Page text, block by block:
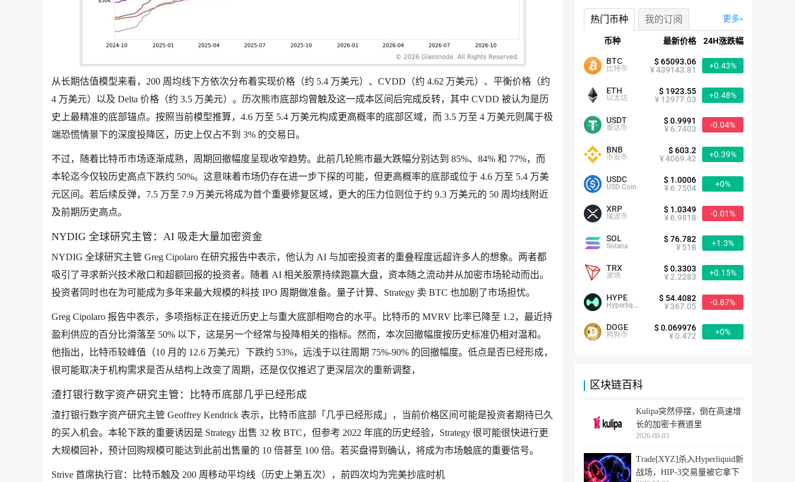
从长期估值模型来看，200 周均线下方依次分布着实现价格（约 5.4 万美元）、CVDD（约 4.62 万美元）、平衡价格（约
4 万美元）以及 Delta 价格（约 3.5 万美元）。历次熊市底部均曾触及这一成本区间后完成反转，其中 CVDD 被认为是历
史上最精准的底部锚点。按照当前模型推算，4.6 万至 5.4 万美元构成更高概率的底部区域，而 3.5 万至 4 万美元则属于极
端恐慌情景下的深度投降区，历史上仅占不到 3% 的交易日。
不过，随着比特币市场逐渐成熟，周期回撤幅度呈现收窄趋势。此前几轮熊市最大跌幅分别达到 85%、84% 和 77%，而
本轮迄今仅较历史高点下跌约 50%。这意味着市场仍存在进一步下探的可能，但更高概率的底部或位于 4.6 万至 5.4 万美
元区间。若后续反弹，7.5 万至 7.9 万美元将成为首个重要修复区域，更大的压力位则位于约 9.3 万美元的 50 周均线附近
及前期历史高点。
NYDIG 全球研究主管：AI 吸走大量加密资金
NYDIG 全球研究主管 Greg Cipolaro 在研究报告中表示，他认为 AI 与加密投资者的重叠程度远超许多人的想象。两者都
吸引了寻求新兴技术敞口和超额回报的投资者。随着 AI 相关股票持续跑赢大盘，资本随之流动并从加密市场轮动而出。
投资者同时也在为可能成为多年来最大规模的科技 IPO 周期做准备。量子计算、Strategy 卖 BTC 也加剧了市场担忧。
Greg Cipolaro 报告中表示，多项指标正在接近历史上与重大底部相吻合的水平。比特币的 MVRV 比率已降至 1.2，最近持
盈利供应的百分比滑落至 50% 以下，这是另一个经常与投降相关的指标。然而，本次回撤幅度按历史标准仍相对温和。
他指出，比特币较峰值（10 月的 12.6 万美元）下跌约 53%，远浅于以往周期 75%-90% 的回撤幅度。低点是否已经形成，
很可能取决于机构需求是否从结构上改变了周期，还是仅仅推迟了更深层次的重新调整，
渣打银行数字资产研究主管：比特币底部几乎已经形成
渣打银行数字资产研究主管 Geoffrey Kendrick 表示，比特币底部「几乎已经形成」，当前价格区间可能是投资者期待已久
的买入机会。本轮下跌的重要诱因是 Strategy 出售 32 枚 BTC，但参考 2022 年底的历史经验，Strategy 很可能很快进行更
大规模回补，预计回购规模可能达到此前出售量的 10 倍甚至 100 倍。若买盘得到确认，将成为市场触底的重要信号。
Strive 首席执行官：比特币触及 200 周移动平均线（历史上第五次），前四次均为完美抄底时机
更多
热门币种 我的订阅
币种 最新价格 24H涨跌幅
BTC
比特币
$ 65093.06
¥ 439143.81
+0.43%
ETH
以太坊
$ 1923.55
¥ 12977.03
+0.48%
USDT
泰达币
$ 0.9991
¥ 6.7403
-0.04%
BNB
币安币
$ 603.2
¥ 4069.42
+0.39%
USDC
USD Coin
$ 1.0006
¥ 6.7504
+0%
XRP
瑞波币
$ 1.0349
¥ 6.9818
-0.01%
SOL
Solana
$ 76.782
¥ 518
+1.3%
TRX
波场
$ 0.3303
¥ 2.2283
+0.15%
HYPE
Hyperliquid
$ 54.4082
¥ 367.05
-0.87%
DOGE
狗狗币
$ 0.069976
¥ 0.472
+0%
区块链百科
Kulipa突然停摆，倒在高速增
长的加密卡赛道里
2026-08-03
Trade[XYZ]杀入Hyperliquid新
战场，HIP-3交易量被它拿下